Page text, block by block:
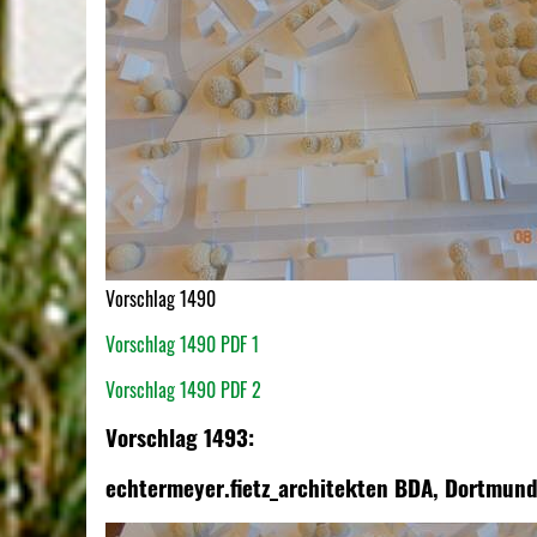
Vorschlag 1490
Vorschlag 1490 PDF 1
Vorschlag 1490 PDF 2
Vorschlag 1493:
echtermeyer.fietz_architekten BDA, Dortmund